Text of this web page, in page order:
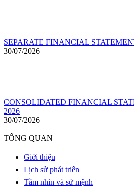
SEPARATE FINANCIAL
30/07/2026
CONSOLIDATED FINANCIAL
2026
30/07/2026
TỔNG QUAN
Giới thiệu
Lịch sử phát triển
Tầm nhìn và sứ mệnh